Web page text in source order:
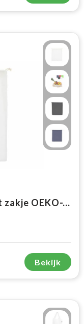
Herbruikbaar groente & fruit zakje OEKO-TEX® katoen 40x45cm
Bekijk